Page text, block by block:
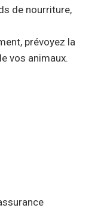
de nourriture,
prévoyez la
vos animaux.